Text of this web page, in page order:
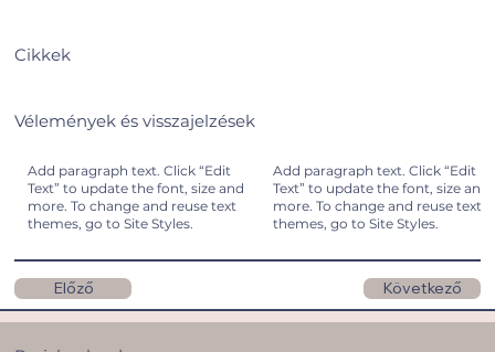
Cikkek
Vélemények és visszajelzések
Add paragraph text. Click “Edit
Text” to update the font, size and
more. To change and reuse text
themes, go to Site Styles.
Add paragraph text. Click “Edit
Text” to update the font, size and
more. To change and reuse text
themes, go to Site Styles.
Előző Következő